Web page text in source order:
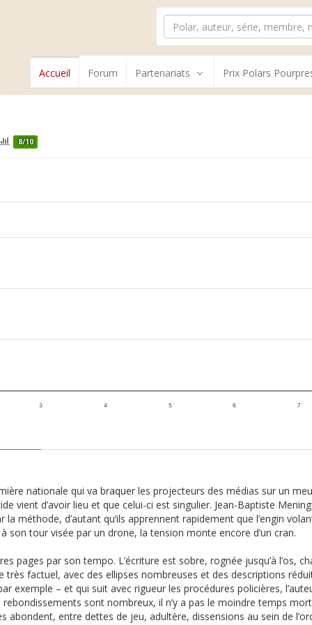
Accueil Forum Partenariats Prix Polars
8/10
3 4 5 6 7
nationale qui va braquer les projecteurs des médias sur un
vient d’avoir lieu et que celui-ci est singulier. Jean-Baptiste
la méthode, d’autant qu’ils apprennent rapidement que l’engin
son tour visée par un drone, la tension monte encore d’un cran.
pages par son tempo. L’écriture est sobre, rognée jusqu’à l’os,
très factuel, avec des ellipses nombreuses et des descriptions
exemple – et qui suit avec rigueur les procédures policières,
sont nombreux, il n’y a pas le moindre temps
abondent, entre dettes de jeu, adultère, dissensions au sein de